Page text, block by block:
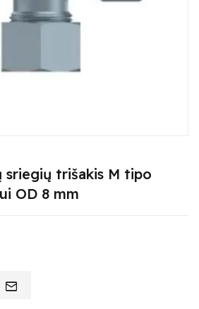
sriegių trišakis M tipo
OD 8 mm